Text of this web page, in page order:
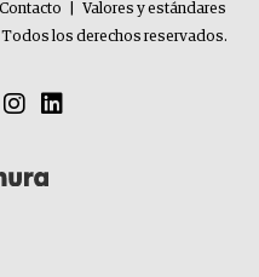
Contacto
Valores y estándares
los derechos reservados.